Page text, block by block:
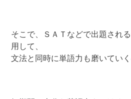
そこで、ＳＡＴなどで出題され
用して、
文法と同時に単語力も磨いていく